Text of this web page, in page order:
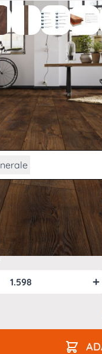
image
larger image
View larger image
View
My Floor Chalet 10
2
de la
m2